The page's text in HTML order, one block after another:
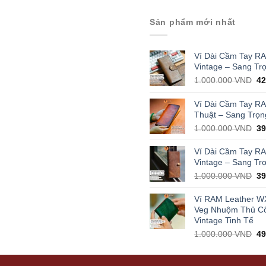
Sản phẩm mới nhất
Ví Dài Cầm Tay
Vintage – Sang
1.000.000VND
Ví Dài Cầm Tay
Thuật – Sang
1.000.000VND
Ví Dài Cầm Tay
Vintage – Sang
1.000.000VND
Ví RAM Leather
Veg Nhuộm Thủ
Vintage Tinh Tế
1.000.000VND